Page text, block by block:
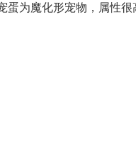
为魔化形宠物，属性很